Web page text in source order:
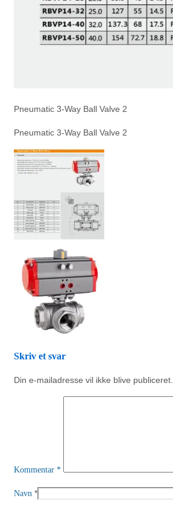
Pneumatic 3-Way Ball Valve 2
Pneumatic 3-Way Ball Valve 2
Skriv et svar
Din e-mailadresse vil ikke blive publiceret.
Kommentar *
Navn *